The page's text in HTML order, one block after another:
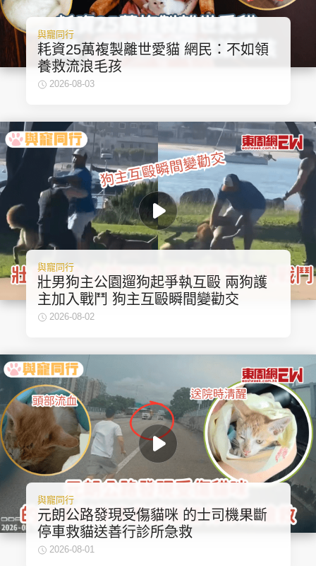
與寵同行
耗資25萬複製離世愛貓 網民：不如領
養救流浪毛孩
2026-08-03
與寵同行
壯男狗主公園遛狗起爭執互毆 兩狗護
主加入戰鬥 狗主互毆瞬間變勸交
2026-08-02
與寵同行
元朗公路發現受傷貓咪 的士司機果斷
停車救貓送善行診所急救
2026-08-01